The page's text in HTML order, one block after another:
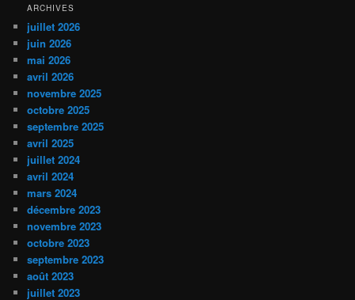
ARCHIVES
juillet 2026
juin 2026
mai 2026
avril 2026
novembre 2025
octobre 2025
septembre 2025
avril 2025
juillet 2024
avril 2024
mars 2024
décembre 2023
novembre 2023
octobre 2023
septembre 2023
août 2023
juillet 2023